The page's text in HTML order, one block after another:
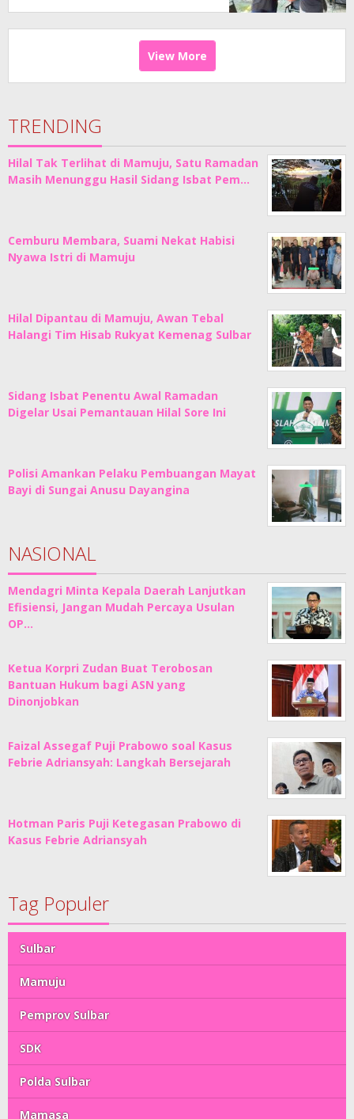
View More
TRENDING
Hilal Tak Terlihat di Mamuju, Satu Ramadan
Masih Menunggu Hasil Sidang Isbat Pem…
Cemburu Membara, Suami Nekat Habisi
Nyawa Istri di Mamuju
Hilal Dipantau di Mamuju, Awan Tebal
Halangi Tim Hisab Rukyat Kemenag Sulbar
Sidang Isbat Penentu Awal Ramadan
Digelar Usai Pemantauan Hilal Sore Ini
Polisi Amankan Pelaku Pembuangan Mayat
Bayi di Sungai Anusu Dayangina
NASIONAL
Mendagri Minta Kepala Daerah Lanjutkan
Efisiensi, Jangan Mudah Percaya Usulan
OP…
Ketua Korpri Zudan Buat Terobosan
Bantuan Hukum bagi ASN yang
Dinonjobkan
Faizal Assegaf Puji Prabowo soal Kasus
Febrie Adriansyah: Langkah Bersejarah
Hotman Paris Puji Ketegasan Prabowo di
Kasus Febrie Adriansyah
Tag Populer
Sulbar
Mamuju
Pemprov Sulbar
SDK
Polda Sulbar
Mamasa